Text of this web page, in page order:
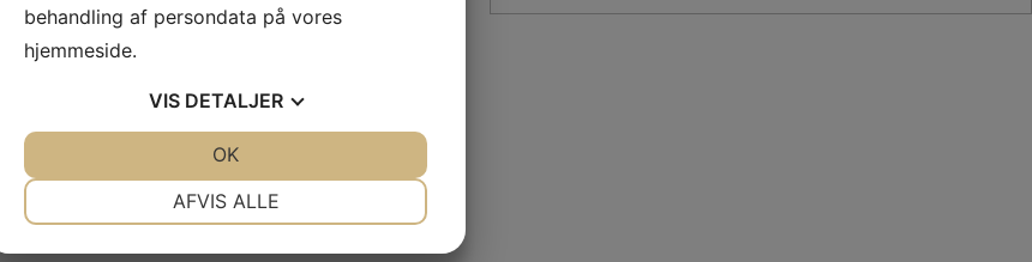
knappen.
Sort - Str. 35
850 DKK
680 DKK (uden moms)
Sort - Str. 36
850 DKK
680 DKK (uden moms)
behandling af persondata på vores
hjemmeside.
VIS DETALJER
AFVIS ALLE
OK